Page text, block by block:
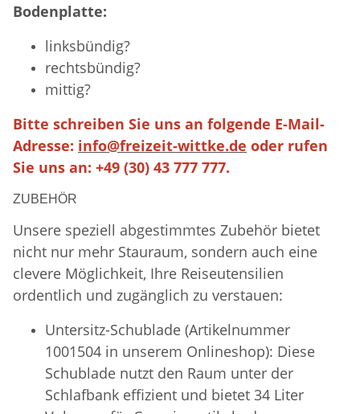
Bodenplatte:
linksbündig?
rechtsbündig?
mittig?
Bitte schreiben Sie uns an folgende E-Mail-
Adresse: info@freizeit-wittke.de oder rufen
Sie uns an: +49 (30) 43 777 777.
ZUBEHÖR
Unsere speziell abgestimmtes Zubehör bietet
nicht nur mehr Stauraum, sondern auch eine
clevere Möglichkeit, Ihre Reiseutensilien
ordentlich und zugänglich zu verstauen:
Untersitz-Schublade (Artikelnummer
1001504 in unserem Onlineshop): Diese
Schublade nutzt den Raum unter der
Schlafbank effizient und bietet 34 Liter